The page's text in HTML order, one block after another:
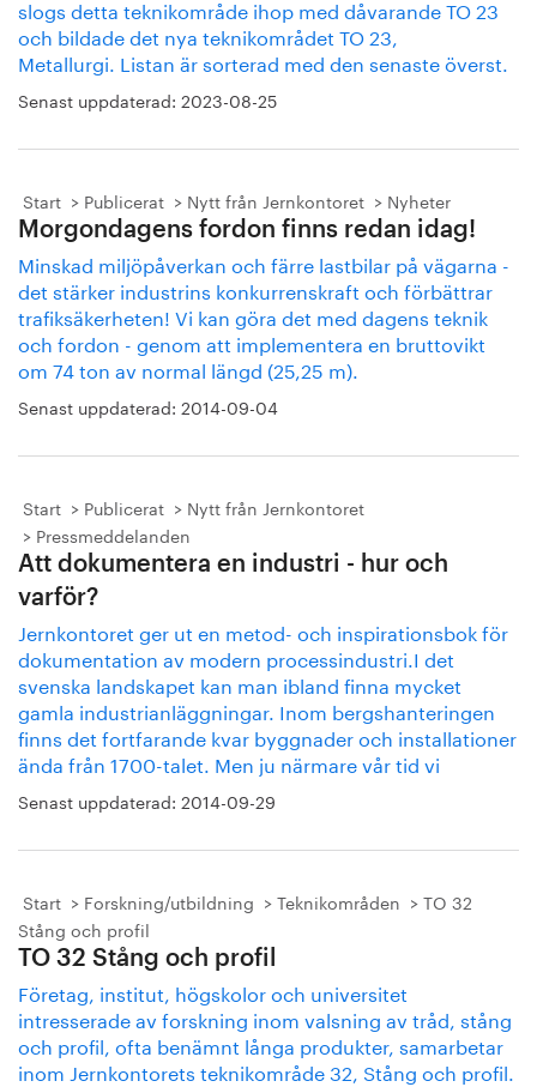
slogs detta teknikområde ihop med dåvarande TO 23
och bildade det nya teknikområdet TO 23,
Metallurgi. Listan är sorterad med den senaste överst.
Senast uppdaterad: 2023-08-25
Start Publicerat Nytt från Jernkontoret Nyheter
Morgondagens fordon finns redan idag!
Minskad miljöpåverkan och färre lastbilar på vägarna -
det stärker industrins konkurrenskraft och förbättrar
trafiksäkerheten! Vi kan göra det med dagens teknik
och fordon - genom att implementera en bruttovikt
om 74 ton av normal längd (25,25 m).
Senast uppdaterad: 2014-09-04
Start Publicerat
Nytt från Jernkontoret
Pressmeddelanden
Att dokumentera en industri - hur och
varför?
Jernkontoret ger ut en metod- och inspirationsbok för
dokumentation av modern processindustri.I det
svenska landskapet kan man ibland finna mycket
gamla industrianläggningar. Inom bergshanteringen
finns det fortfarande kvar byggnader och installationer
ända från 1700-talet. Men ju närmare vår tid vi
Senast uppdaterad: 2014-09-29
Start Forskning/utbildning Teknikområden
TO 32
Stång och profil
TO 32 Stång och profil
Företag, institut, högskolor och universitet
intresserade av forskning inom valsning av tråd, stång
och profil, ofta benämnt långa produkter, samarbetar
inom Jernkontorets teknikområde 32, Stång och profil.